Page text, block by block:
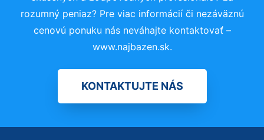
rozumný peniaz? Pre viac informácií či nezáväznú
cenovú ponuku nás neváhajte kontaktovať –
www.najbazen.sk.
KONTAKTUJTE NÁS